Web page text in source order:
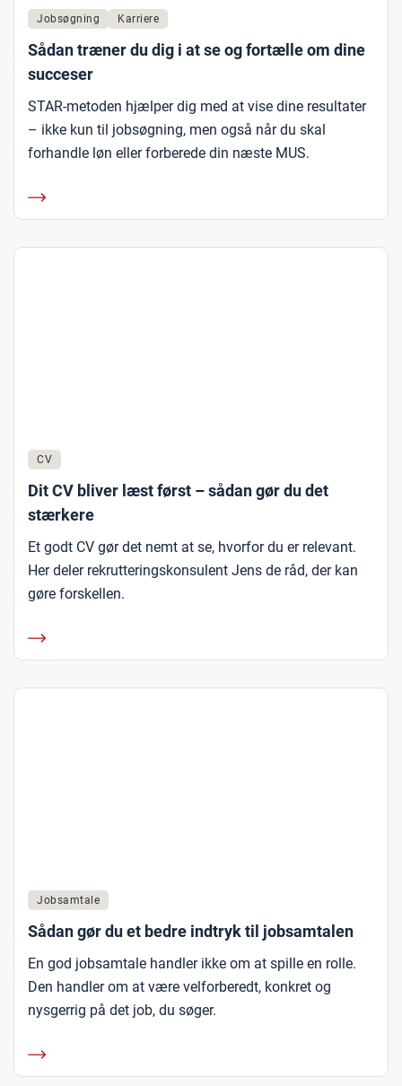
Jobsøgning Karriere
Sådan træner du dig i at se og fortælle om dine
succeser
STAR-metoden hjælper dig med at vise dine resultater
– ikke kun til jobsøgning, men også når du skal
forhandle løn eller forberede din næste MUS.
CV
Dit CV bliver læst først – sådan gør du det
stærkere
Et godt CV gør det nemt at se, hvorfor du er relevant.
Her deler rekrutteringskonsulent Jens de råd, der kan
gøre forskellen.
Jobsamtale
Sådan gør du et bedre indtryk til jobsamtalen
En god jobsamtale handler ikke om at spille en rolle.
Den handler om at være velforberedt, konkret og
nysgerrig på det job, du søger.